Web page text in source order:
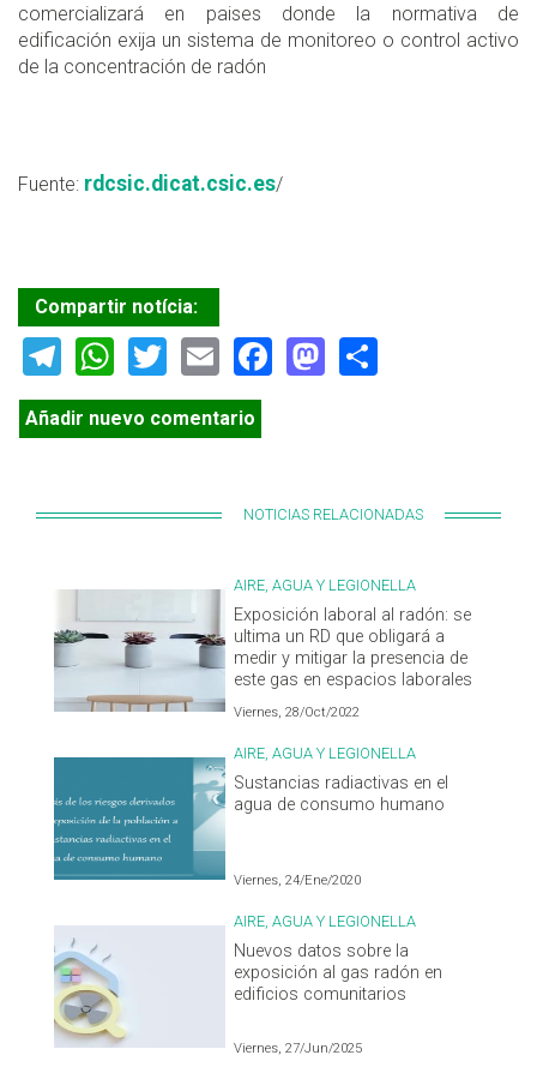
comercializará en paises donde la normativa de
edificación exija un sistema de monitoreo o control activo
de la concentración de radón
Fuente: rdcsic.dicat.csic.es/
Compartir notícia:
Telegram
WhatsApp
TwitterEmailFacebook
Mastodon
Añadir nuevo comentario
NOTICIAS RELACIONADAS
AIRE, AGUA Y LEGIONELLA
Exposición laboral al radón: se
ultima un RD que obligará a
medir y mitigar la presencia de
este gas en espacios laborales
Viernes, 28/Oct/2022
AIRE, AGUA Y LEGIONELLA
Sustancias radiactivas en el
agua de consumo humano
Viernes, 24/Ene/2020
AIRE, AGUA Y LEGIONELLA
Nuevos datos sobre la
exposición al gas radón en
edificios comunitarios
Viernes, 27/Jun/2025